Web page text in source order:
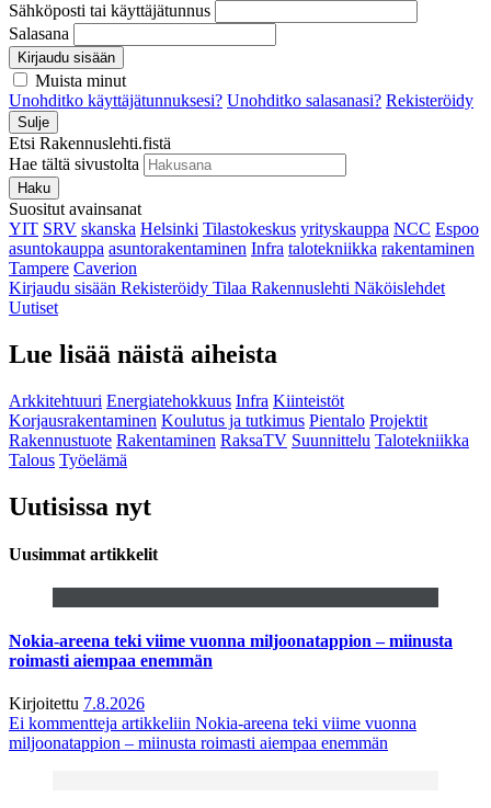
Sähköposti tai käyttäjätunnus
Salasana
Kirjaudu sisään
Muista minut
Unohditko käyttäjätunnuksesi? Unohditko salasanasi? Rekisteröidy
Sulje
Etsi Rakennuslehti.fistä
Hae tältä sivustolta
Haku
Suositut avainsanat
YIT SRV skanska Helsinki Tilastokeskus yrityskauppa NCC Espoo
asuntokauppa asuntorakentaminen Infra talotekniikka rakentaminen
Tampere Caverion
Kirjaudu sisään Rekisteröidy Tilaa Rakennuslehti Näköislehdet
Uutiset
Lue lisää näistä aiheista
Arkkitehtuuri Energiatehokkuus Infra Kiinteistöt
Korjausrakentaminen Koulutus ja tutkimus Pientalo Projektit
Rakennustuote Rakentaminen RaksaTV Suunnittelu Talotekniikka
Talous Työelämä
Uutisissa nyt
Uusimmat artikkelit
Nokia-areena teki viime vuonna miljoonatappion – miinusta
roimasti aiempaa enemmän
Kirjoitettu 7.8.2026
Ei kommentteja artikkeliin Nokia-areena teki viime vuonna
miljoonatappion – miinusta roimasti aiempaa enemmän